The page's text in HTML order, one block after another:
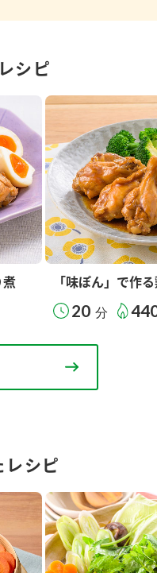
シピ
煮 「味ぽん」で作
20 分
レシピ